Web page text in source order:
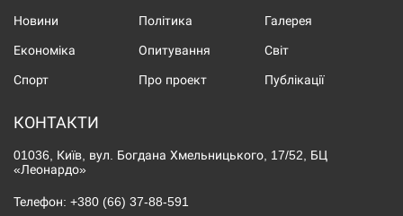
Новини Політика Галерея
Економіка Опитування Світ
Спорт Про проект Публікації
КОНТАКТИ
01036, Київ, вул. Богдана Хмельницького, 17/52, БЦ
«Леонардо»
Телефон: +380 (66) 37-88-591